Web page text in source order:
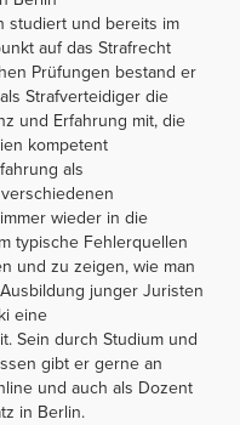
studiert und bereits im
auf das Strafrecht
Prüfungen bestand er
Strafverteidiger die
und Erfahrung mit, die
kompetent
als
wieder in die
typische Fehlerquellen
und zu zeigen, wie man
junger Juristen
eine
Sein durch Studium und
gibt er gerne an
und auch als Dozent
in Berlin.